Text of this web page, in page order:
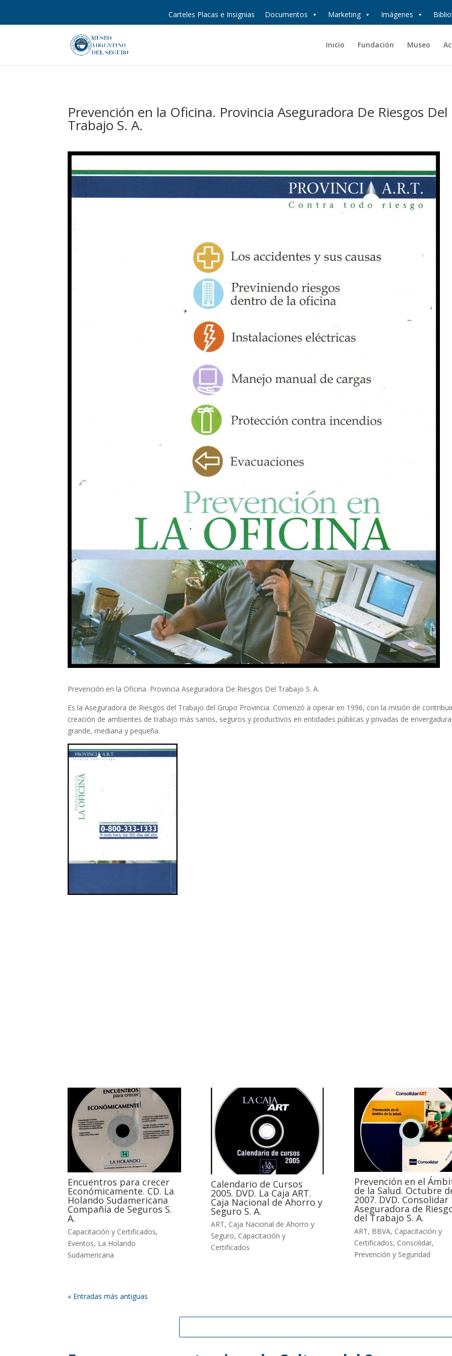
Carteles Placas e Insignias Documentos Marketing Imágenes
Inicio Fundación Museo
Prevención en la Oficina. Provincia Aseguradora De Riesgos Del
Trabajo S. A.
Prevención en la Oficina. Provincia Aseguradora De Riesgos Del Trabajo S. A.
Es la Aseguradora de Riesgos del Trabajo del Grupo Provincia. Comenzó a operar en 1996, con la misión de
creación de ambientes de trabajo más sanos, seguros y productivos en entidades públicas y privadas de envergadura
grande, mediana y pequeña.
Encuentros para crecer
Económicamente. CD. La
Holando Sudamericana
Compañía de Seguros S.
A.
Capacitación y Certificados,
Eventos, La Holando
Sudamericana
Calendario de Cursos
2005. DVD. La Caja ART.
Caja Nacional de Ahorro y
Seguro S. A.
ART, Caja Nacional de Ahorro y
Seguro, Capacitación y
Certificados
Prevención en el
de la Salud. Octubre
2007. DVD. Consolidar
Aseguradora de
del Trabajo S. A.
ART, BBVA, Capacitación y
Certificados, Consolidar,
Prevención y Seguridad
« Entradas más antiguas